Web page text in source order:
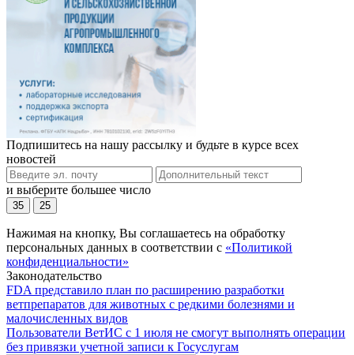
Подпишитесь на нашу рассылку и будьте в курсе всех
новостей
и выберите большее число
35 25
Нажимая на кнопку, Вы соглашаетесь на обработку
персональных данных в соответствии с «Политикой
конфиденциальности»
Законодательство
FDA представило план по расширению разработки
ветпрепаратов для животных с редкими болезнями и
малочисленных видов
Пользователи ВетИС с 1 июля не смогут выполнять операции
без привязки учетной записи к Госуслугам